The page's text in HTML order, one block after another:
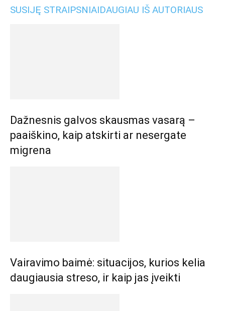
SUSIJĘ STRAIPSNIAIDAUGIAU IŠ AUTORIAUS
Dažnesnis galvos skausmas vasarą –
paaiškino, kaip atskirti ar nesergate
migrena
Vairavimo baimė: situacijos, kurios kelia
daugiausia streso, ir kaip jas įveikti